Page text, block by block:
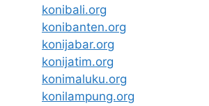
konibali.org
konibanten.org
konijabar.org
konijatim.org
konimaluku.org
konilampung.org